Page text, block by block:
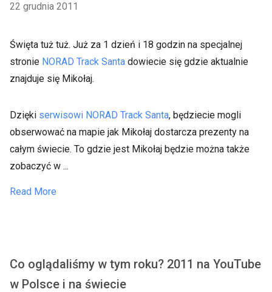
22 grudnia 2011
Święta tuż tuż. Już za 1 dzień i 18 godzin na specjalnej
stronie NORAD Track Santa dowiecie się gdzie aktualnie
znajduje się Mikołaj.
Dzięki serwisowi NORAD Track Santa, będziecie mogli
obserwować na mapie jak Mikołaj dostarcza prezenty na
całym świecie. To gdzie jest Mikołaj będzie można także
zobaczyć w ...
Read More
Co oglądaliśmy w tym roku? 2011 na YouTube
w Polsce i na świecie